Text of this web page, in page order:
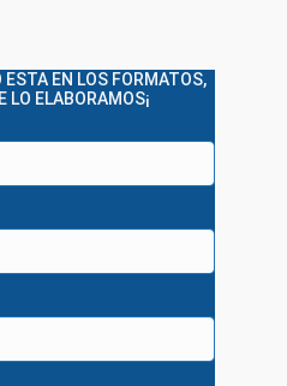
ESTA EN LOS FORMATOS,
LO ELABORAMOS¡